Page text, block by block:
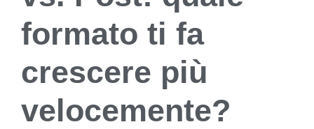
formato ti fa
crescere più
velocemente?